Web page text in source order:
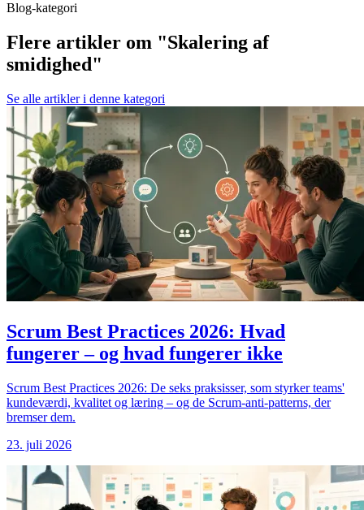
Blog-kategori
Flere artikler om "Skalering af
smidighed"
Se alle artikler i denne kategori
Scrum Best Practices 2026: Hvad
fungerer – og hvad fungerer ikke
Scrum Best Practices 2026: De seks praksisser, som styrker teams'
kundeværdi, kvalitet og læring – og de Scrum-anti-patterns, der
bremser dem.
23. juli 2026